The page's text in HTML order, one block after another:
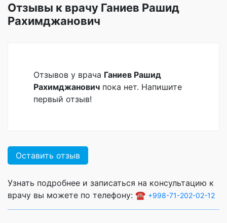
Отзывы к врачу Ганиев Рашид
Рахимджанович
Отзывов у врача Ганиев Рашид
Рахимджанович пока нет. Напишите
первый отзыв!
Оставить отзыв
Узнать подробнее и записаться на консультацию к
врачу вы можете по телефону: ☎️ +998-71-202-02-12